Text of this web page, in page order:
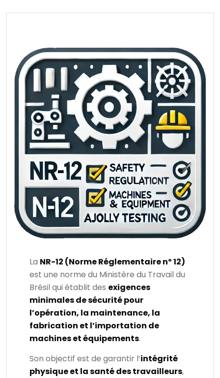
La NR-12 (Norme Réglementaire nº 12)
est une norme du Ministère du Travail du
Brésil qui établit des exigences
minimales de sécurité pour
l’opération, la maintenance, la
fabrication et l’importation de
machines et équipements.
Son objectif est de garantir l’intégrité
physique et la santé des travailleurs,